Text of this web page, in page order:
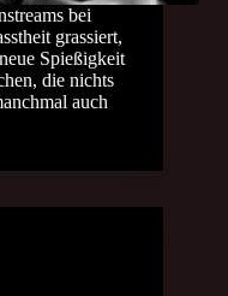
bei
grassiert,
Spießigkeit
die nichts
auch